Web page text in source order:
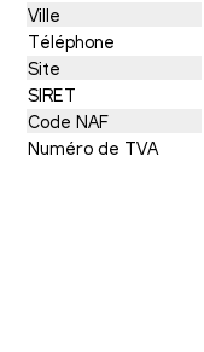
Ville
Téléphone
Site
SIRET
Code NAF
Numéro de TVA